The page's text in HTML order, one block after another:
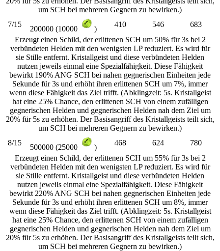
um SCH bei mehreren Gegnern zu bewirken.)
7/15
200000 (10000 )
410 546
683
Erzeugt einen Schild, der erlittenen SCH um 50% für 3s bei 2
verbündeten Helden mit den wenigsten LP reduziert. Es wird für
sie Stille entfernt. Kristallgeist und diese verbündeten Helden
nutzen jeweils einmal eine Spezialfähigkeit. Diese Fähigkeit
bewirkt 190% ANG SCH bei nahen gegnerischen Einheiten jede
Sekunde für 3s und erhöht ihren erlittenen SCH um 7%, immer
wenn diese Fähigkeit das Ziel trifft. (Abklingzeit: 5s. Kristallgeist
hat eine 25% Chance, den erlittenen SCH von einem zufälligen
gegnerischen Helden und gegnerischen Helden nah dem Ziel um
20% für 5s zu erhöhen. Der Basisangriff des Kristallgeists teilt sich,
um SCH bei mehreren Gegnern zu bewirken.)
8/15
500000 (25000 )
468 624
780
Erzeugt einen Schild, der erlittenen SCH um 55% für 3s bei 2
verbündeten Helden mit den wenigsten LP reduziert. Es wird für
sie Stille entfernt. Kristallgeist und diese verbündeten Helden
nutzen jeweils einmal eine Spezialfähigkeit. Diese Fähigkeit
bewirkt 220% ANG SCH bei nahen gegnerischen Einheiten jede
Sekunde für 3s und erhöht ihren erlittenen SCH um 8%, immer
wenn diese Fähigkeit das Ziel trifft. (Abklingzeit: 5s. Kristallgeist
hat eine 25% Chance, den erlittenen SCH von einem zufälligen
gegnerischen Helden und gegnerischen Helden nah dem Ziel um
20% für 5s zu erhöhen. Der Basisangriff des Kristallgeists teilt sich,
um SCH bei mehreren Gegnern zu bewirken.)